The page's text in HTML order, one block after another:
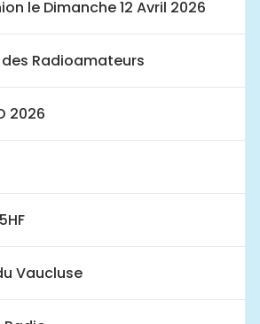
le Dimanche 12 Avril 2026
Radioamateurs
2026
Vaucluse